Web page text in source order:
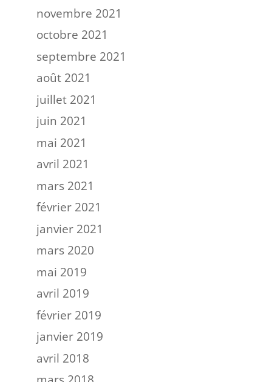
novembre 2021
octobre 2021
septembre 2021
août 2021
juillet 2021
juin 2021
mai 2021
avril 2021
mars 2021
février 2021
janvier 2021
mars 2020
mai 2019
avril 2019
février 2019
janvier 2019
avril 2018